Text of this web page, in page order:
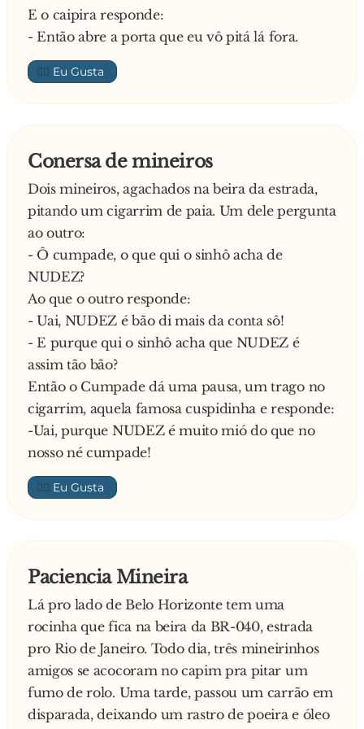
reais.
O carioca então pediu:
— Me veja 200 gramas.
— Está aqui, são 20 reais.
Entã, o carioca, curioso, pegou um bocado do
pó, experimentou uma pitada, pediu uma
colher encheu e mandou ver, tentando
descobrir o que era aquilo...
— Isso aqui e bosssssssstaaaaaaaa!
O mineiro então riu e disse:
— Não, isso é o PÓ DELA...
O carioca indignado foi falar com o mineirinho.
- Puxa cara você disse que o galo branco era o
bom.
- O branco era o bãozinho, mais o marvado é o
vermelho.
E o caipira responde:
- Então abre a porta que eu vô pitá lá fora.
👍🏼
Conersa de mineiros
Dois mineiros, agachados na beira da estrada,
pitando um cigarrim de paia. Um dele pergunta
ao outro:
- Ô cumpade, o que qui o sinhô acha de
NUDEZ?
Ao que o outro responde:
- Uai, NUDEZ é bão di mais da conta sô!
- E purque qui o sinhô acha que NUDEZ é
assim tão bão?
Então o Cumpade dá uma pausa, um trago no
cigarrim, aquela famosa cuspidinha e responde:
-Uai, purque NUDEZ é muito mió do que no
nosso né cumpade!
👍🏼
Paciencia Mineira
Lá pro lado de Belo Horizonte tem uma
rocinha que fica na beira da BR-040, estrada
pro Rio de Janeiro. Todo dia, três mineirinhos
amigos se acocoram no capim pra pitar um
fumo de rolo. Uma tarde, passou um carrão em
disparada, deixando um rastro de poeira e óleo